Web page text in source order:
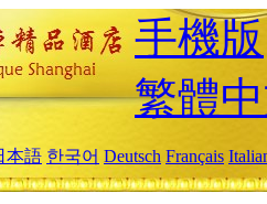
手機版
繁體
本語 한국어 Deutsch Français